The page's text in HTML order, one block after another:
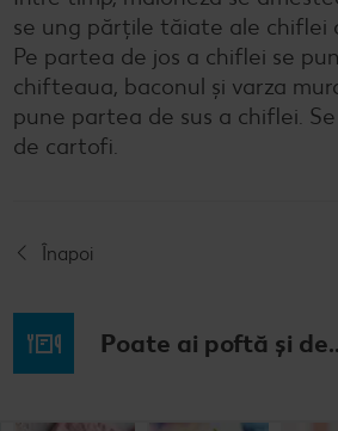
se ung părțile tăiate ale chiflei
Pe partea de jos a chiflei se
chifteaua, baconul și varza
pune partea de sus a chiflei.
de cartofi.
Înapoi
Poate ai poftă și